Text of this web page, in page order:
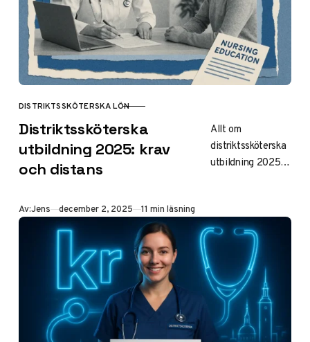
för högre lön.
KATEGORI
DISTRIKTSSKÖTERSKA LÖN
Distriktssköterska
utbildning 2025: krav
och distans
Allt om
distriktssköterska
utbildning 2025:
antagningskrav,
kostnadsfri med
CSN eller betald
lön. Ansök via
antagning.se –
guide för
sjuksköterskor.
Av:Jens Publicerad
december 2, 2025 11 min läsning